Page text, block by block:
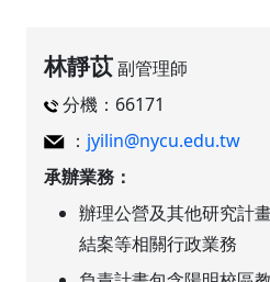
林靜苡副管理師
分機：66171
： jyilin@nycu.edu.tw
承辦業務：
辦理公營及其他研究計
結案等相關行政業務